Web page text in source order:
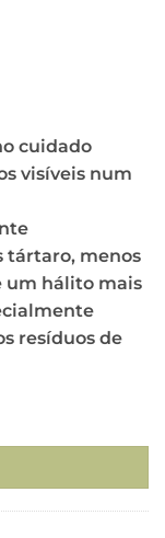
cuidado
visíveis num
tártaro, menos
um hálito mais
resíduos de
Dental Care